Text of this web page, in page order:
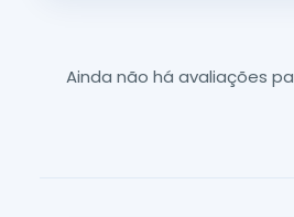
Ainda não há avaliações